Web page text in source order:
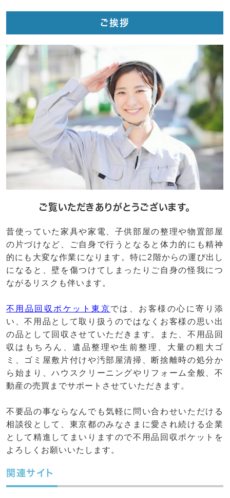
ご挨拶
ご覧いただきありがとうございます。
昔使っていた家具や家電、子供部屋の整理や物置部屋
の片づけなど、ご自身で行うとなると体力的にも精神
的にも大変な作業になります。特に2階からの運び出し
になると、壁を傷つけてしまったりご自身の怪我につ
ながるリスクも伴います。
不用品回収ポケット東京では、お客様の心に寄り添
い、不用品として取り扱うのではなくお客様の思い出
の品として回収させていただきます。また、不用品回
収はもちろん、遺品整理や生前整理、大量の粗大ゴ
ミ、ゴミ屋敷片付けや汚部屋清掃、断捨離時の処分か
ら始まり、ハウスクリーニングやリフォーム全般、不
動産の売買までサポートさせていただきます。
不要品の事ならなんでも気軽に問い合わせいただける
相談役として、東京都のみなさまに愛され続ける企業
として精進してまいりますので不用品回収ポケットを
よろしくお願いいたします。
関連サイト